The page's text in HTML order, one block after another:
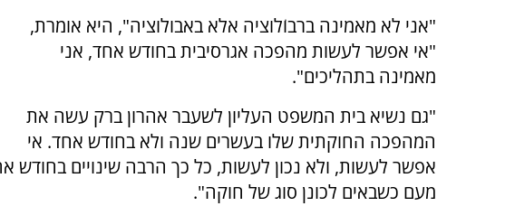
"אני לא מאמינה ברבוֹלוציה אלא באבולוציה", היא אומרת,
"אי אפשר לעשות מהפכה אגרסיבית בחודש אחד, אני
מאמינה בתהליכים".
"גם נשיא בית המשפט העליון לשעבר אהרון ברק עשה את
המהפכה החוקתית שלו בעשרים שנה ולא בחודש אחד. אי
אפשר לעשות, ולא נכון לעשות, כל כך הרבה שינויים
מעם כשבאים לכונן סוג של חוקה".